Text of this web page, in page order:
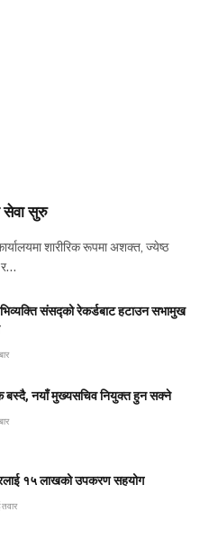
सेवा सुरु
शारीरिक रूपमा अशक्त, ज्येष्ठ
र…
संसद्को रेकर्डबाट हटाउन सभामुख
बस्दै, नयाँ मुख्यसचिव नियुक्त हुन सक्ने
१५ लाखको उपकरण सहयोग